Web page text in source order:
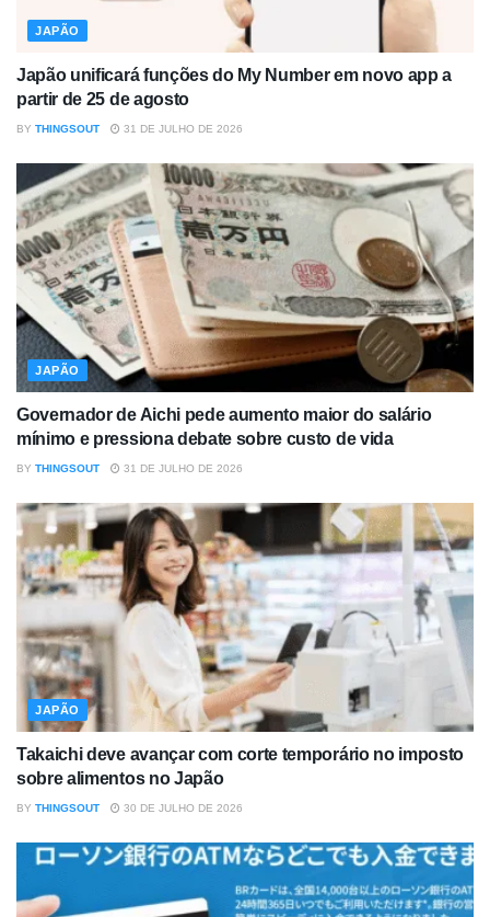
JAPÃO
Japão unificará funções do My Number em novo app a
partir de 25 de agosto
BY THINGSOUT 31 DE JULHO DE 2026
JAPÃO
Governador de Aichi pede aumento maior do salário
mínimo e pressiona debate sobre custo de vida
BY THINGSOUT 31 DE JULHO DE 2026
JAPÃO
Takaichi deve avançar com corte temporário no imposto
sobre alimentos no Japão
BY THINGSOUT 30 DE JULHO DE 2026